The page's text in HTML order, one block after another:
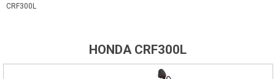
CRF300L
HONDA CRF300L